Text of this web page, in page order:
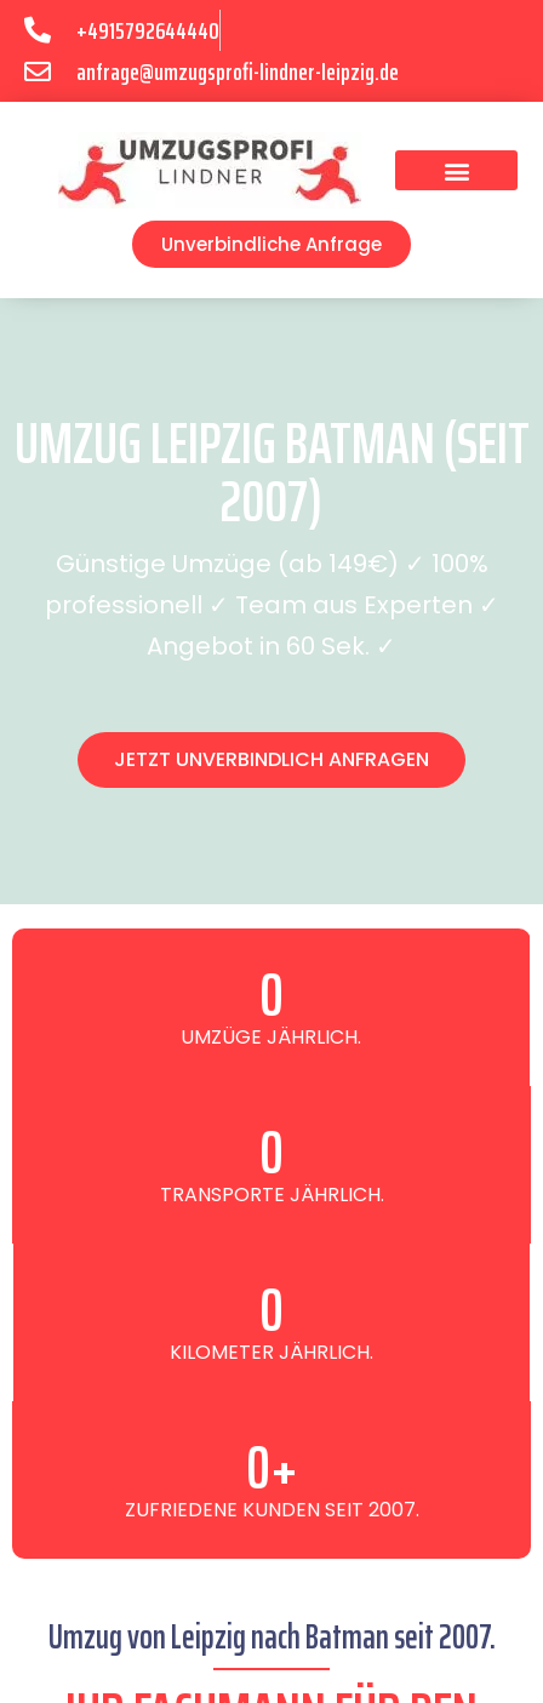
+4915792644440
anfrage@umzugsprofi-lindner-leipzig.de
Unverbindliche Anfrage
UMZUG LEIPZIG BATMAN (SEIT
2007)
Günstige Umzüge (ab 149€) ✓ 100%
professionell ✓ Team aus Experten ✓
Angebot in 60 Sek. ✓
JETZT UNVERBINDLICH ANFRAGEN
UMZÜGE JÄHRLICH.
0
TRANSPORTE JÄHRLICH.
0
KILOMETER JÄHRLICH.
0
ZUFRIEDENE KUNDEN SEIT 2007.
0+
Umzug von Leipzig nach Batman seit 2007.